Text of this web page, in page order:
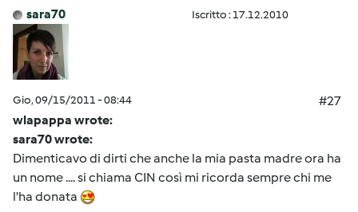
sara70 Iscritto : 17.12.2010
Gio, 09/15/2011 - 08:44
#27
wlapappa wrote:
sara70 wrote:
Dimenticavo di dirti che anche la mia pasta madre ora ha
un nome .... si chiama CIN così mi ricorda sempre chi me
l'ha donata